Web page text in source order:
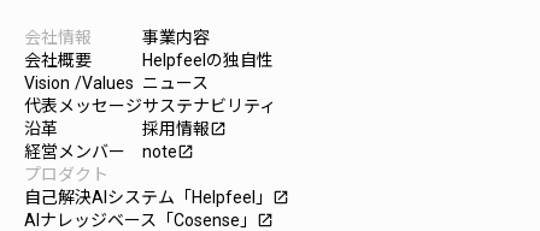
会社情報
会社概要
Vision /Values
代表メッセージ
沿革
経営メンバー
事業内容
Helpfeelの独自性
ニュース
サステナビリティ
採用情報launch
notelaunch
プロダクト
自己解決AIシステム「Helpfeel」
launch
AIナレッジベース「Cosense」 launch